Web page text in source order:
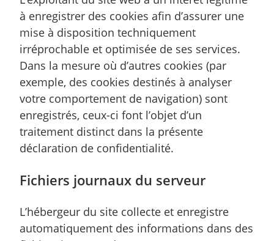
à enregistrer des cookies afin d’assurer une
mise à disposition techniquement
irréprochable et optimisée de ses services.
Dans la mesure où d’autres cookies (par
exemple, des cookies destinés à analyser
votre comportement de navigation) sont
enregistrés, ceux-ci font l’objet d’un
traitement distinct dans la présente
déclaration de confidentialité.
Fichiers journaux du serveur
L’hébergeur du site collecte et enregistre
automatiquement des informations dans des